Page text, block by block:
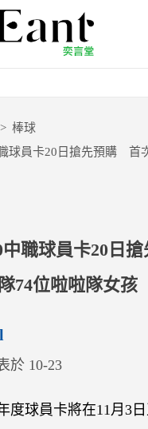
中職球
首次集結
棒球
球員卡20日搶先預購 首
中職球員卡20日
74位啦啦隊女孩
於 10-23
度球員卡將在11月3日